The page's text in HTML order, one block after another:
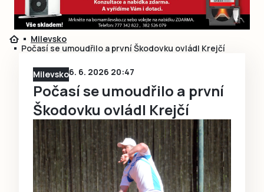
Milevsko
Počasí se umoudřilo a první Škodovku ovládl Krejčí
Milevsko6. 6. 2026 20:47
Počasí se umoudřilo a první
Škodovku ovládl Krejčí